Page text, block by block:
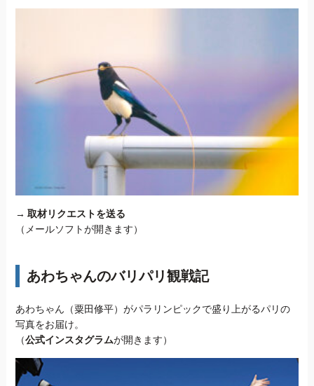
→ 取材リクエストを送る
（メールソフトが開きます）
あわちゃんのバリパリ観戦記
あわちゃん（粟田修平）がパラリンピックで盛り上がるパリの
写真をお届け。
（公式インスタグラムが開きます）